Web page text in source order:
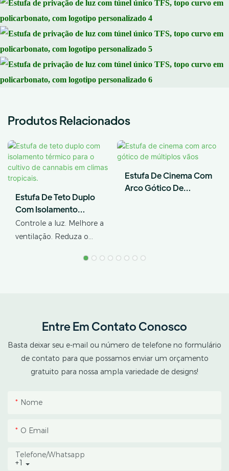
Produtos Relacionados
Estufa De Teto Duplo
Com Isolamento
Térmico Para O Cultivo
De Cannabis Em
Controle a luz. Melhore a
ventilação. Reduza o
GREENHOUSE oferece
de cannabis em climas
tropicais e subtropicais.
Esta estufa combina
uma estrutura protetora
a controlar o
fotoperíodo, reduzir o
acúmulo de calor e
Estufa De Cinema Com
Arco Gótico De
Entre Em Contato Conosco
Basta deixar seu e-mail ou número de telefone no formulário
de contato para que possamos enviar um orçamento
gratuito para nossa ampla variedade de designs!
Nome
O Email
+1
Telefone/whatsapp